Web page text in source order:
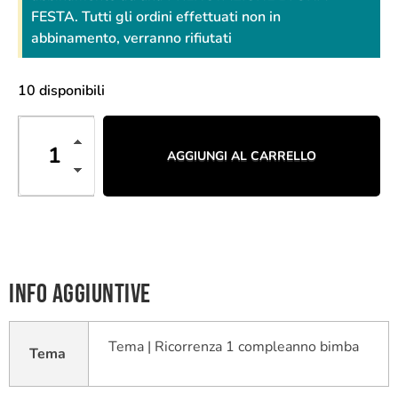
FESTA. Tutti gli ordini effettuati non in
abbinamento, verranno rifiutati
10 disponibili
AGGIUNGI AL CARRELLO
Info aggiuntive
Tema Tema | Ricorrenza 1 compleanno bimba